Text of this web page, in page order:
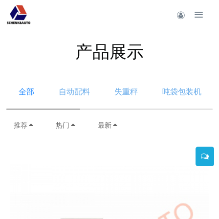
产品展示
全部 自动配料 失重秤 吨袋包装机
推荐 热门 最新